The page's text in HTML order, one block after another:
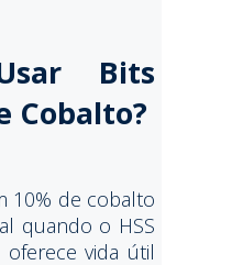
Bits
Cobalto?
10% de cobalto
quando o HSS
vida útil